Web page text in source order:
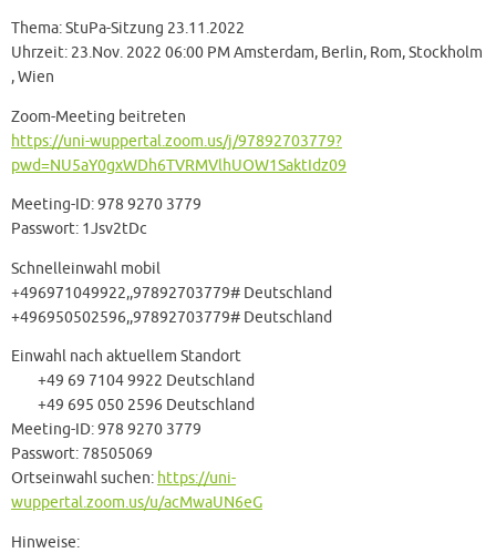
Thema: StuPa-Sitzung 23.11.2022
Uhrzeit: 23.Nov. 2022 06:00 PM Amsterdam, Berlin, Rom, Stockholm
, Wien
Zoom-Meeting beitreten
https://uni-wuppertal.zoom.us/j/97892703779?
pwd=NU5aY0gxWDh6TVRMVlhUOW1SaktIdz09
Meeting-ID: 978 9270 3779
Passwort: 1Jsv2tDc
Schnelleinwahl mobil
+496971049922,,97892703779# Deutschland
+496950502596,,97892703779# Deutschland
Einwahl nach aktuellem Standort
+49 69 7104 9922 Deutschland
+49 695 050 2596 Deutschland
Meeting-ID: 978 9270 3779
Passwort: 78505069
Ortseinwahl suchen: https://uni-
wuppertal.zoom.us/u/acMwaUN6eG
Hinweise: